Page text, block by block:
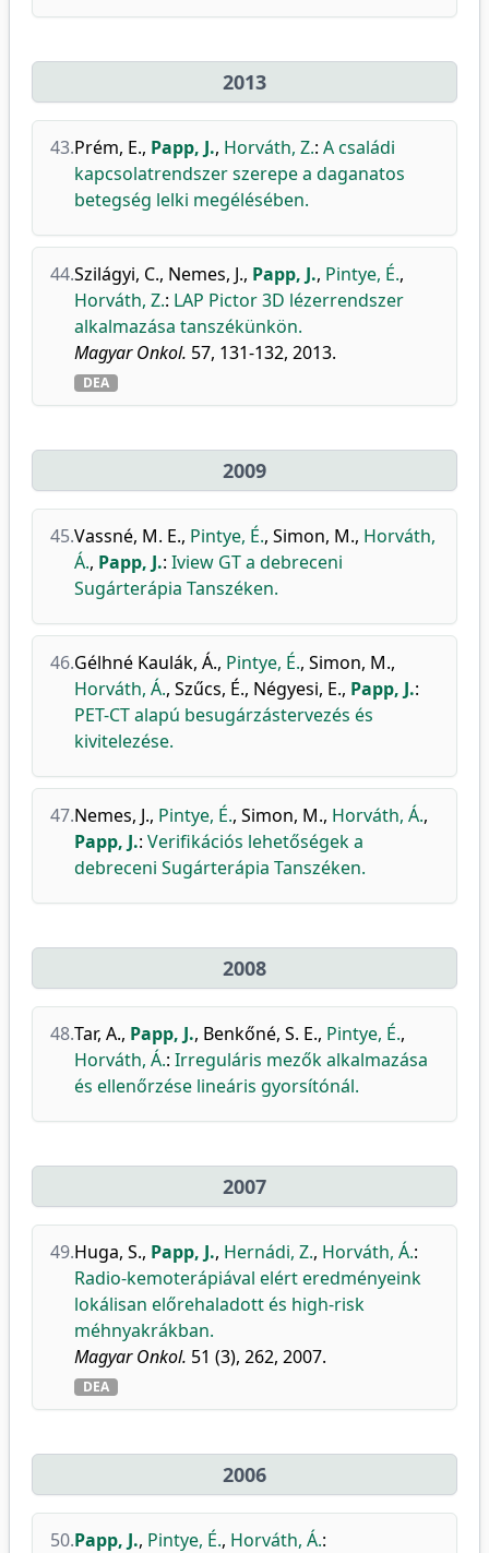
2013
43.Prém, E., Papp, J., Horváth, Z.: A családi
kapcsolatrendszer szerepe a daganatos
betegség lelki megélésében.
44.Szilágyi, C., Nemes, J., Papp, J., Pintye, É.,
Horváth, Z.: LAP Pictor 3D lézerrendszer
alkalmazása tanszékünkön.
Magyar Onkol. 57, 131-132, 2013.
DEA
2009
45.Vassné, M. E., Pintye, É., Simon, M., Horváth,
Á., Papp, J.: Iview GT a debreceni
Sugárterápia Tanszéken.
46.Gélhné Kaulák, Á., Pintye, É., Simon, M.,
Horváth, Á., Szűcs, É., Négyesi, E., Papp, J.:
PET-CT alapú besugárzástervezés és
kivitelezése.
47.Nemes, J., Pintye, É., Simon, M., Horváth, Á.,
Papp, J.: Verifikációs lehetőségek a
debreceni Sugárterápia Tanszéken.
2008
48.Tar, A., Papp, J., Benkőné, S. E., Pintye, É.,
Horváth, Á.: Irreguláris mezők alkalmazása
és ellenőrzése lineáris gyorsítónál.
2007
49.Huga, S., Papp, J., Hernádi, Z., Horváth, Á.:
Radio-kemoterápiával elért eredményeink
lokálisan előrehaladott és high-risk
méhnyakrákban.
Magyar Onkol. 51 (3), 262, 2007.
DEA
2006
50.Papp, J., Pintye, É., Horváth, Á.: